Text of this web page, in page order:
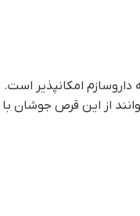
امکانپذیر است.
از این قرص جوشان